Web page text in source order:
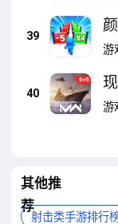
39
游
40
游
其他推
荐
射击类手游排行